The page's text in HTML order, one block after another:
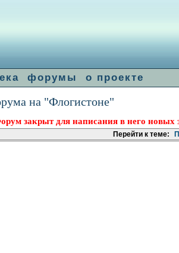
форумы о проекте
на "Флогистоне"
закрыт для написания в него новых
Перейти к теме: